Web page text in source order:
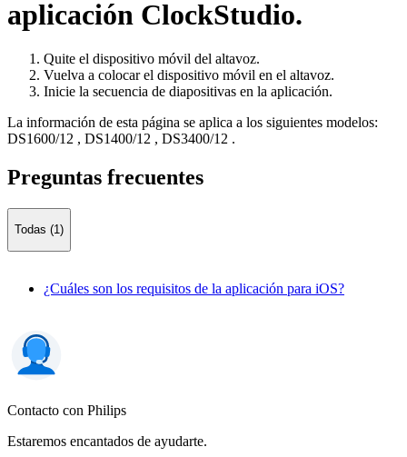
aplicación ClockStudio.
Quite el dispositivo móvil del altavoz.
Vuelva a colocar el dispositivo móvil en el altavoz.
Inicie la secuencia de diapositivas en la aplicación.
La información de esta página se aplica a los siguientes modelos:
DS1600/12 , DS1400/12 , DS3400/12 .
Preguntas frecuentes
Todas (1)
¿Cuáles son los requisitos de la aplicación para iOS?
Contacto con Philips
Estaremos encantados de ayudarte.